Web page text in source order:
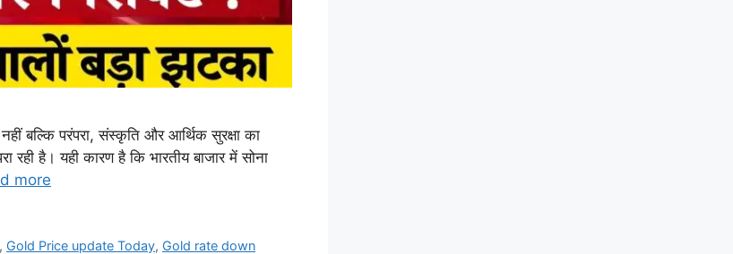
बल्कि परंपरा, संस्कृति और आर्थिक सुरक्षा का
रही है। यही कारण है कि भारतीय बाजार में सोना
more
, Gold Price update Today, Gold rate down